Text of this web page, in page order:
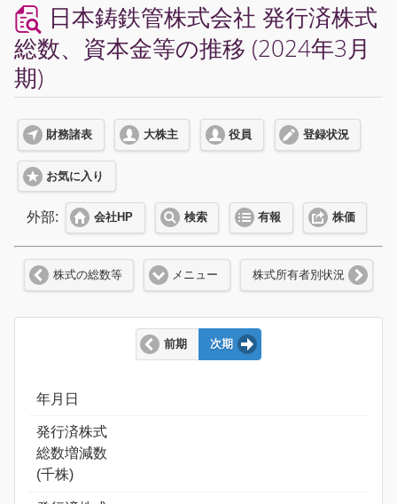
日本鋳鉄管株式会社 発行済株式
総数、資本金等の推移 (2024年3月
期)
財務諸表 大株主 役員 登録状況
お気に入り
外部: 会社HP 検索 有報 株価
株式の総数等 メニュー 株式所有者別状況
前期 次期
年月日
発行済株式
総数増減数
(千株)